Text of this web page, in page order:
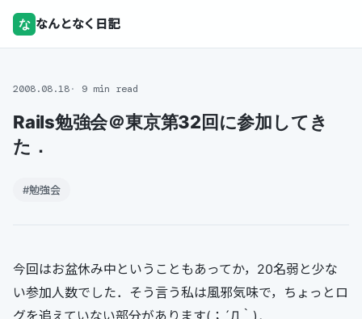
な なんとなく日記
2008.08.18 9 min read
Rails勉強会＠東京第32回に参加してき
た．
#勉強会
今回はお盆休み中ということもあってか，20名弱と少な
い参加人数でした．そう言う私は風邪気味で，ちょっとロ
グを追えていない部分があります(；´Д｀)．